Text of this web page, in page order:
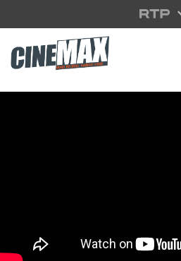
Saltar para o conteúdo principal
Filme em Cartaz